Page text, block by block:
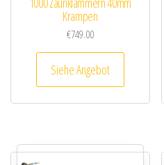
Krampen
€749.00
Siehe Angebot